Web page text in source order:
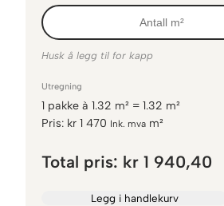
Husk å legg til for kapp
Utregning
1 pakke à 1.32 m² = 1.32 m²
Pris: kr 1 470 Ink. mva m²
Total pris: kr 1 940,40
Legg i handlekurv